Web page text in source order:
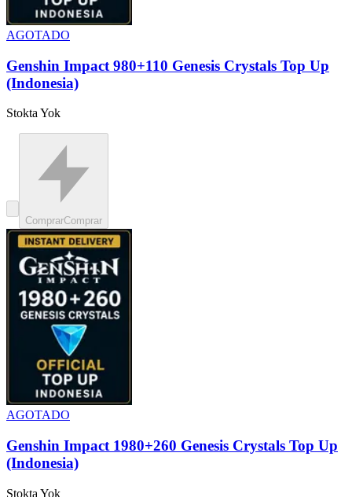
AGOTADO
Genshin Impact 980+110 Genesis Crystals Top Up
(Indonesia)
Stokta Yok
ComprarComprar
AGOTADO
Genshin Impact 1980+260 Genesis Crystals Top Up
(Indonesia)
Stokta Yok